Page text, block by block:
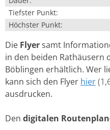
Tiefster Punkt:
Höchster Punkt:
Die Flyersamt
in den beiden Rathäusern
Böblingen erhältlich. Wer
kann sich den Flyer hier
ausdrucken.
Den digitalen